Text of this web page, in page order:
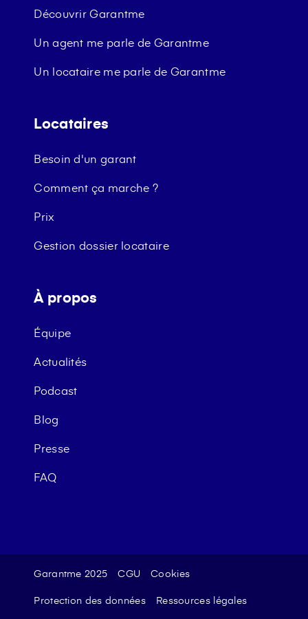
Découvrir Garantme
Un agent me parle de Garantme
Un locataire me parle de Garantme
Locataires
Besoin d'un garant
Comment ça marche ?
Prix
Gestion dossier locataire
À propos
Équipe
Actualités
Podcast
Blog
Presse
FAQ
Garantme 2025 CGU Cookies
Protection des données Ressources légales